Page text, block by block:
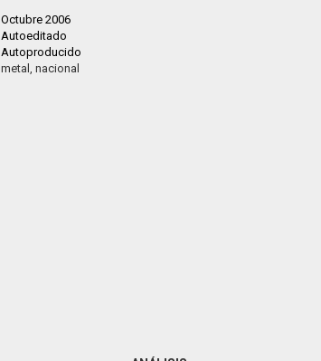
Octubre 2006
Autoeditado
Autoproducido
metal, nacional